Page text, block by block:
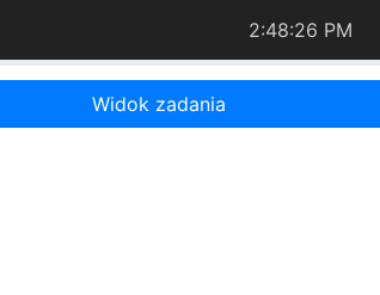
2:48:26 PM
Widok zadania